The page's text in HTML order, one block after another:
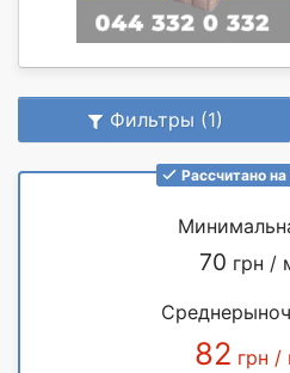
Фильтры (1)
Рассчитано
70 грн /
82 грн /